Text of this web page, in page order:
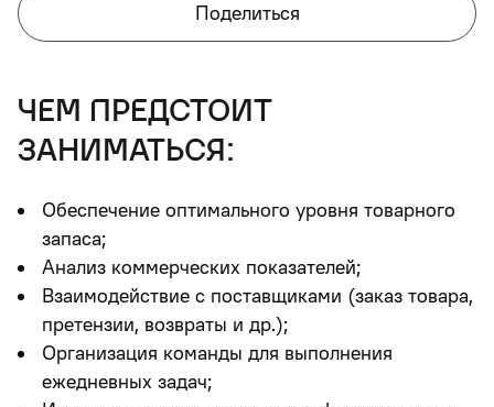
Поделиться
чем предстоит
заниматься:
Обеспечение оптимального уровня товарного
запаса;
Анализ коммерческих показателей;
Взаимодействие с поставщиками (заказ товара,
претензии, возвраты и др.);
Организация команды для выполнения
ежедневных задач;